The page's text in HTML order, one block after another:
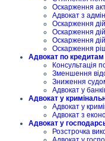
Оскарження
Адвокат з
Оскарження
Оскарження
Оскарження
Оскарження
Адвокат по кредитам
Консультація
Зменшення
Зниження
Адвокат у
Адвокат у
Адвокат у
Адвокат з
Адвокат у
Розстрочка